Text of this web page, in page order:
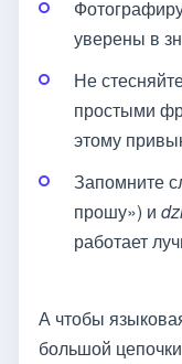
уверены в
Не
простыми
этому
Запомните
прошу») и
работает
А чтобы
большой